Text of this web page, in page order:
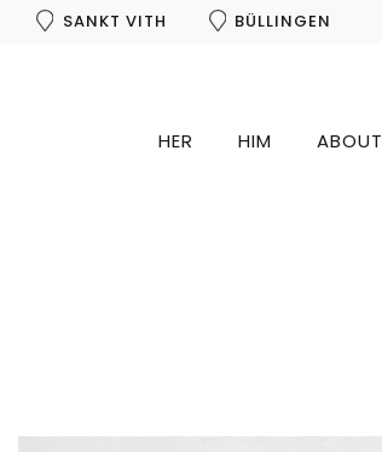
SANKT VITH BÜLLINGEN
HER HIM ABOUT